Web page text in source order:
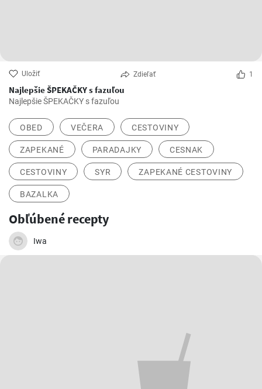
Uložiť Zdieľať 1
Najlepšie ŠPEKAČKY s fazuľou
Najlepšie ŠPEKAČKY s fazuľou
OBED VEČERA CESTOVINY
ZAPEKANÉ PARADAJKY CESNAK
CESTOVINY SYR ZAPEKANÉ CESTOVINY
BAZALKA
Obľúbené recepty
Iwa